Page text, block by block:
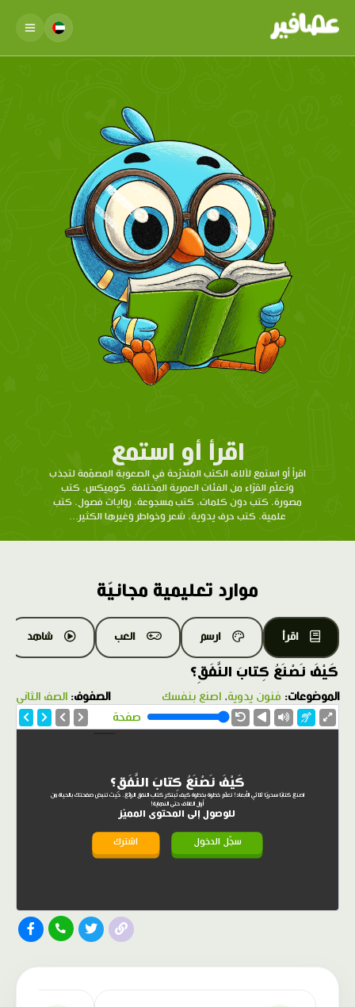
اقرأ أو استمع
اقرأ أو استمع لآلاف الكتب المتدرّحة في الصعوبة المصمّمة لتجذب
وتعلّم القرّاء من الفئات العمرية المختلفة. كوميكس، كتب
مصورة، كتب دون كلمات، كتب مسجوعة، روايات فصول، كتب
علمية، كتب حرف يدوية، شعر وخواطر وغيرها الكثير...
موارد تعليمية مجانيّة
اقرأ ارسم العب شاهد
كَيْفَ نَصْنَعُ كِتابَ النَّفَقِ؟
الموضوعات: فنون يدوية، اصنع بنفسك الصفوف: الصف الثاني
صفحة
كَيْفَ نَصْنَعُ كِتابَ النَّفَقِ؟
اصنع كتابًا سحريًا ثلاثي الأبعاد! تعلّم خطوة بخطوة كيف تبتكر كتاب النفق الرائع، حيث تنبض صفحتك بالحياة من
أول الغلاف حتى النهاية!
للوصول إلى المحتوى المميّز
سجّل الدخول اشترك